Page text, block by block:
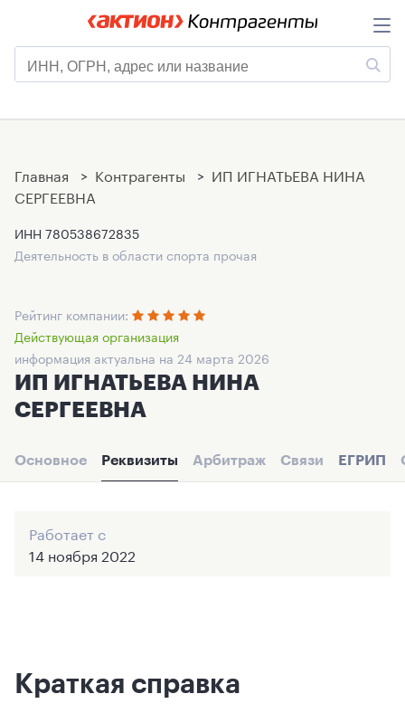
Главная > Контрагенты > ИП ИГНАТЬЕВА НИНА
СЕРГЕЕВНА
ИНН 780538672835
Деятельность в области спорта прочая
Рейтинг компании:
Действующая организация
информация актуальна на 24 марта 2026
ИП ИГНАТЬЕВА НИНА
СЕРГЕЕВНА
Основное Реквизиты Арбитраж Связи ЕГРИП
Работает с
14 ноября 2022
Краткая справка